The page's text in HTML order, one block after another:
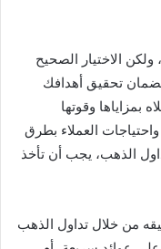
الاختيار الصحيح
تحقيق أهدافك
بمزاياها وقوتها
العملاء بطرق
الذهب، يجب أن تأخذ
من خلال تداول الذهب